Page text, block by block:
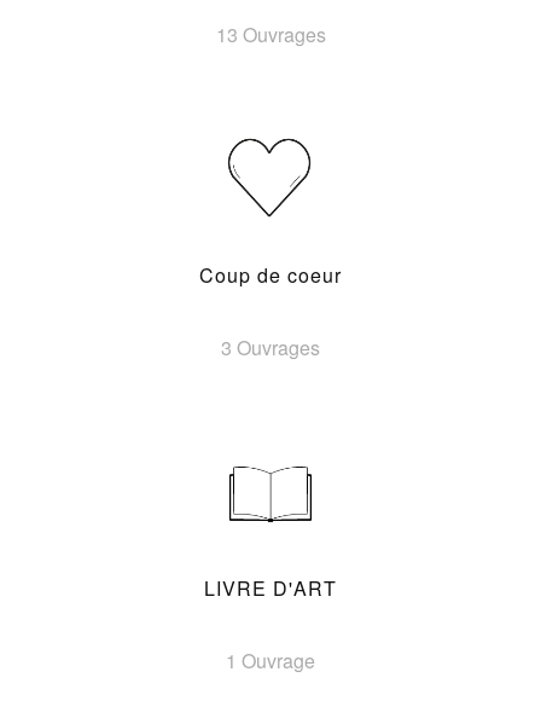
13 Ouvrages
Coup de coeur
3 Ouvrages
LIVRE D'ART
1 Ouvrage